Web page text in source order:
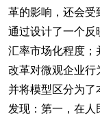
革的影响，还会受
通过设计了一个反
汇率市场化程度；
改革对微观企业行
并将模型区分为了
发现：第一，在人